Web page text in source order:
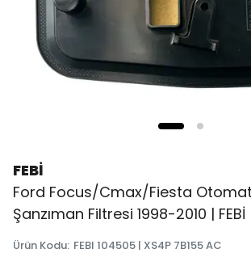
FEBİ
Ford Focus/Cmax/Fiesta
Şanzıman Filtresi 1998-2010 | FEBİ
Ürün Kodu: FEBI 104505 | XS4P 7B155 AC